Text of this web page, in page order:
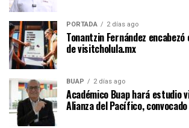
PORTADA 2 días ago
Tonantzin Fernández
de visitcholula.mx
BUAP 2 días ago
Académico Buap hará estudio
Alianza del Pacífico,